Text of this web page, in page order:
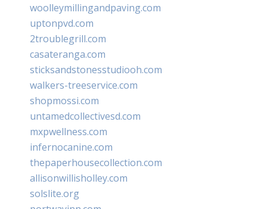
woolleymillingandpaving.com
uptonpvd.com
2troublegrill.com
casateranga.com
sticksandstonesstudiooh.com
walkers-treeservice.com
shopmossi.com
untamedcollectivesd.com
mxpwellness.com
infernocanine.com
thepaperhousecollection.com
allisonwillisholley.com
solslite.org